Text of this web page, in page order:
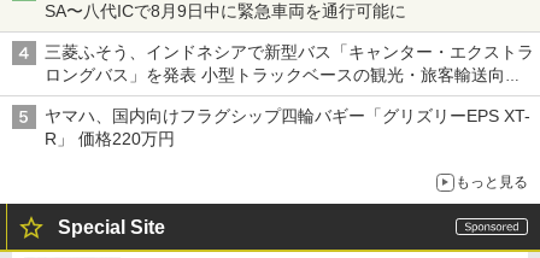
SA〜八代ICで8月9日中に緊急車両を通行可能に
三菱ふそう、インドネシアで新型バス「キャンター・エクストラ
ロングバス」を発表 小型トラックベースの観光・旅客輸送向け
バス
ヤマハ、国内向けフラグシップ四輪バギー「グリズリーEPS XT-
R」 価格220万円
もっと見る
Special Site